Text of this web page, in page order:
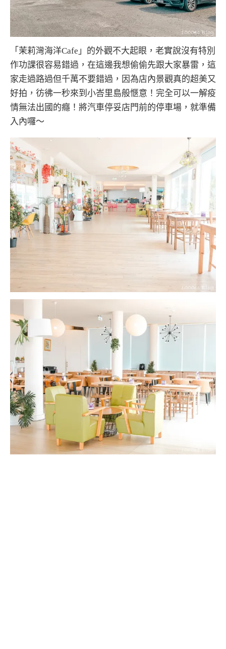
「茉莉灣海洋Cafe」的外觀不大起眼，老實說沒有特別
作功課很容易錯過，在這邊我想偷偷先跟大家暴雷，這
家走過路過但千萬不要錯過，因為店內景觀真的超美又
好拍，彷彿一秒來到小峇里島般愜意！完全可以一解疫
情無法出國的癮！將汽車停妥店門前的停車場，就準備
入內囉～